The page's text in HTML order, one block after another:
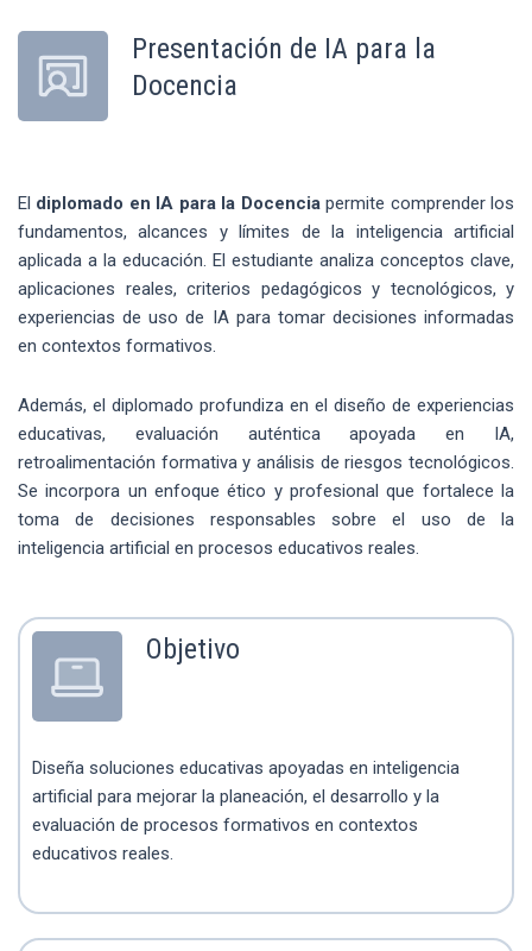
Presentación de IA para la
Docencia
El diplomado en IA para la Docenciapermite comprender los
fundamentos, alcances y límites de la inteligencia artificial
aplicada a la educación. El estudiante analiza conceptos clave,
aplicaciones reales, criterios pedagógicos y tecnológicos, y
experiencias de uso de IA para tomar decisiones informadas
en contextos formativos.
Además, el diplomado profundiza en el diseño de experiencias
educativas, evaluación auténtica apoyada en IA,
retroalimentación formativa y análisis de riesgos tecnológicos.
Se incorpora un enfoque ético y profesional que fortalece la
toma de decisiones responsables sobre el uso de la
inteligencia artificial en procesos educativos reales.
Objetivo
Diseña soluciones educativas apoyadas en inteligencia
artificial para mejorar la planeación, el desarrollo y la
evaluación de procesos formativos en contextos
educativos reales.